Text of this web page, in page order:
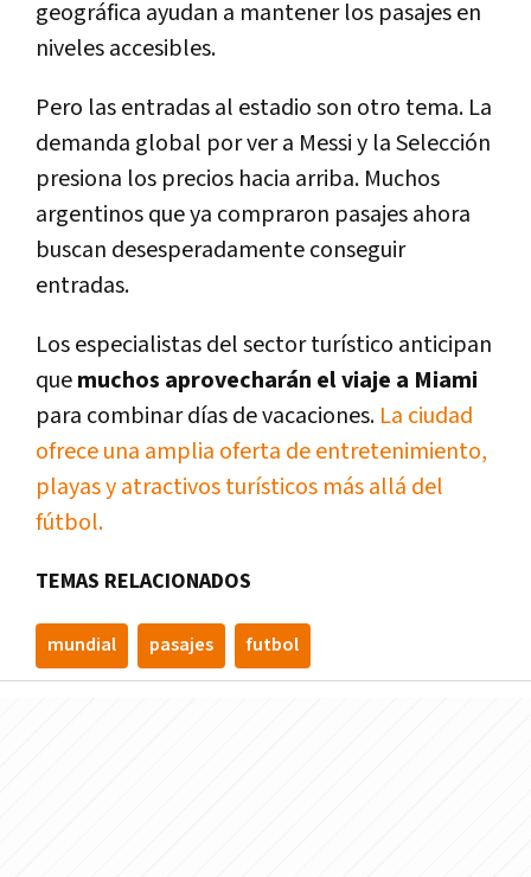
geográfica ayudan a mantener los pasajes en
niveles accesibles.
Pero las entradas al estadio son otro tema. La
demanda global por ver a Messi y la Selección
presiona los precios hacia arriba. Muchos
argentinos que ya compraron pasajes ahora
buscan desesperadamente conseguir
entradas.
Los especialistas del sector turístico anticipan
quemuchos aprovecharán el viaje a Miami
para combinar días de vacaciones. La ciudad
ofrece una amplia oferta de entretenimiento,
playas y atractivos turísticos más allá del
fútbol.
TEMAS RELACIONADOS
mundial pasajes futbol